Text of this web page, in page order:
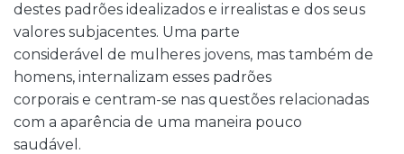
destes padrões idealizados e irrealistas e dos seus
valores subjacentes. Uma parte
considerável de mulheres jovens, mas também de
homens, internalizam esses padrões
corporais e centram-se nas questões relacionadas
com a aparência de uma maneira pouco
saudável.